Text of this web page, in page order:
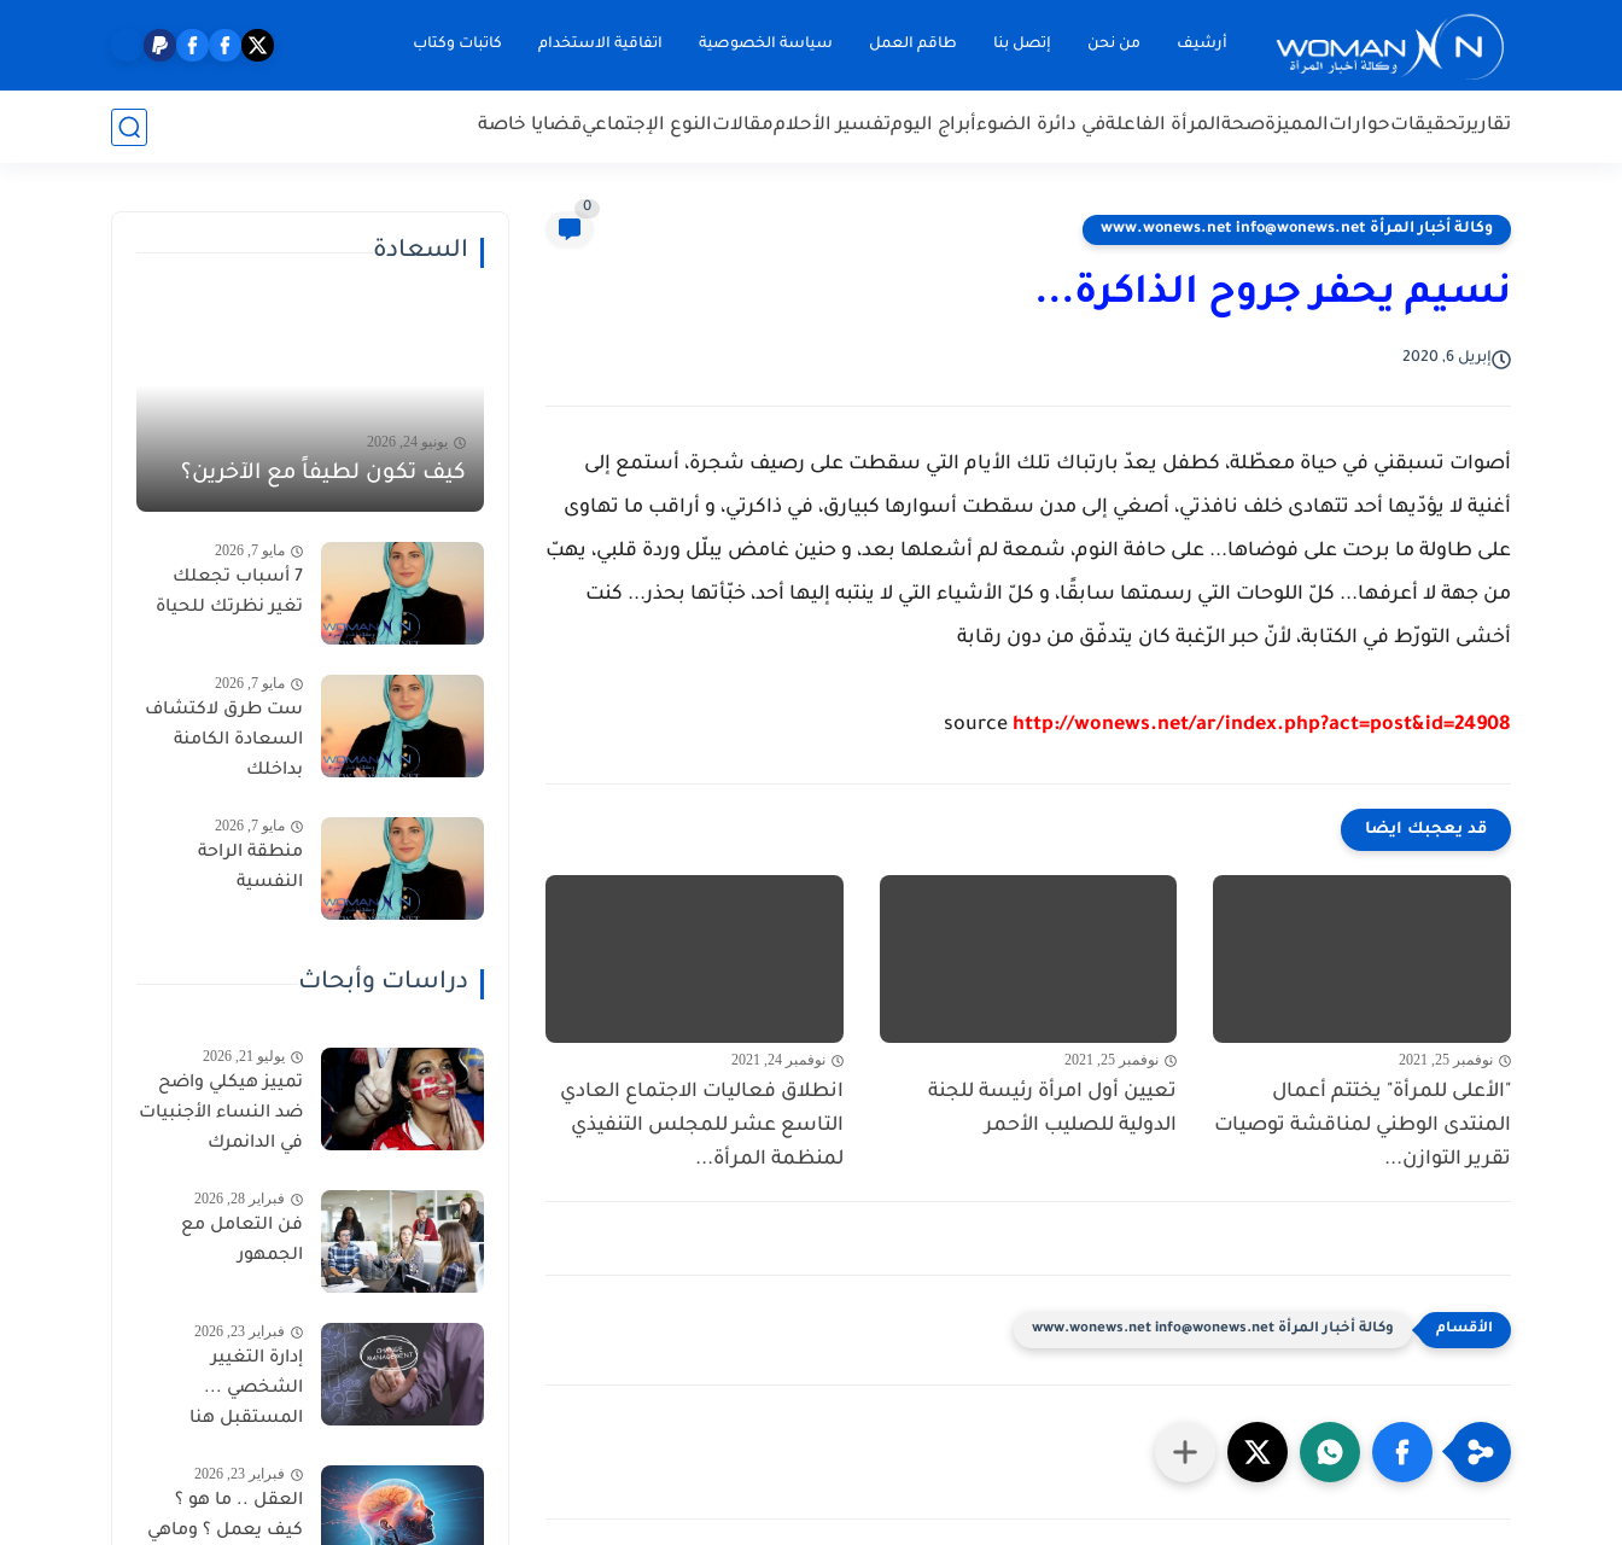
أرشيف من نحن إتصل بنا طاقم العمل سياسة الخصوصية اتفاقية الاستخدام كاتبات وكتاب
تقاريرتحقيقاتحواراتالمميزةصحةالمرأة الفاعلةفي دائرة الضوءأبراج اليومتفسير الأحلاممقالاتالنوع الإجتماعيقضايا خاصة
وكالة أخبار المرأة www.wonews.net info@wonews.net
0
نسيم يحفر جروح الذاكرة...
إبريل 6, 2020
أصوات تسبقني في حياة معطّلة، كطفل يعدّ بارتباك تلك الأيام التي سقطت على رصيف شجرة، أستمع إلى
أغنية لا يؤدّيها أحد تتهادى خلف نافذتي، أصغي إلى مدن سقطت أسوارها كبيارق، في ذاكرتي، و أراقب ما تهاوى
على طاولة ما برحت على فوضاها... على حافة النوم، شمعة لم أشعلها بعد، و حنين غامض يبلّل وردة قلبي، يهبّ
من جهة لا أعرفها... كلّ اللوحات التي رسمتها سابقًا، و كلّ الأشياء التي لا ينتبه إليها أحد، خبّأتها بحذر... كنت
أخشى التورّط في الكتابة، لأنّ حبر الرّغبة كان يتدفّق من دون رقابة
source http://wonews.net/ar/index.php?act=post&id=24908
قد يعجبك ايضا
نوفمبر 25, 2021
"الأعلى للمرأة" يختتم أعمال
المنتدى الوطني لمناقشة توصيات
تقرير التوازن...
نوفمبر 25, 2021
تعيين أول امرأة رئيسة للجنة
الدولية للصليب الأحمر
نوفمبر 24, 2021
انطلاق فعاليات الاجتماع العادي
التاسع عشر للمجلس التنفيذي
لمنظمة المرأة...
وكالة أخبار المرأة www.wonews.net info@wonews.net
السعادة
يونيو 24, 2026
كيف تكون لطيفاً مع الآخرين؟
مايو 7, 2026
7 أسباب تجعلك
تغير نظرتك للحياة
مايو 7, 2026
ست طرق لاكتشاف
السعادة الكامنة
بداخلك
مايو 7, 2026
منطقة الراحة
النفسية
دراسات وأبحاث
يوليو 21, 2026
تمييز هيكلي واضح
ضد النساء الأجنبيات
في الدانمرك
فبراير 28, 2026
فن التعامل مع
الجمهور
فبراير 23, 2026
إدارة التغيير
الشخصي ...
المستقبل هنا
فبراير 23, 2026
العقل .. ما هو ؟
كيف يعمل ؟ وماهي